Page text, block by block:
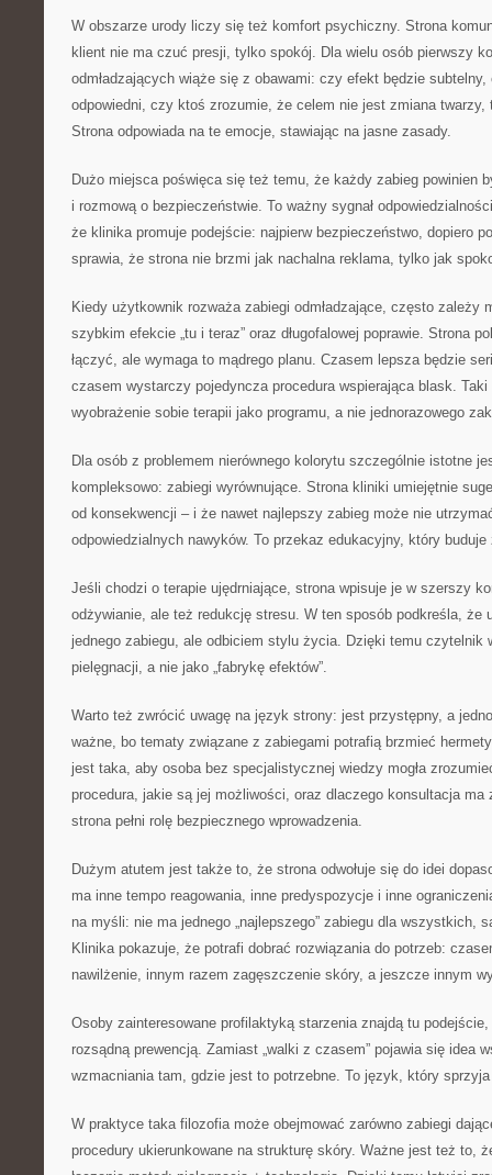
W obszarze urody liczy się też komfort psychiczny. Strona
klient nie ma czuć presji, tylko spokój. Dla wielu osób pierwszy
odmładzających wiąże się z obawami: czy efekt będzie
odpowiedni, czy ktoś zrozumie, że celem nie jest zmiana twarzy,
Strona odpowiada na te emocje, stawiając na jasne zasady.
Dużo miejsca poświęca się też temu, że każdy zabieg powinien
i rozmową o bezpieczeństwie. To ważny sygnał
że klinika promuje podejście: najpierw bezpieczeństwo, dopiero
sprawia, że strona nie brzmi jak nachalna reklama, tylko jak
Kiedy użytkownik rozważa zabiegi odmładzające, często zależy
szybkim efekcie „tu i teraz” oraz długofalowej poprawie. Strona
łączyć, ale wymaga to mądrego planu. Czasem lepsza będzie
czasem wystarczy pojedyncza procedura wspierająca blask. Taki
wyobrażenie sobie terapii jako programu, a nie jednorazowego
Dla osób z problemem nierównego kolorytu szczególnie istotne
kompleksowo: zabiegi wyrównujące. Strona kliniki umiejętnie
od konsekwencji – i że nawet najlepszy zabieg może nie
odpowiedzialnych nawyków. To przekaz edukacyjny, który buduje
Jeśli chodzi o terapie ujędrniające, strona wpisuje je w szerszy
odżywianie, ale też redukcję stresu. W ten sposób podkreśla, że
jednego zabiegu, ale odbiciem stylu życia. Dzięki temu czytelnik
pielęgnacji, a nie jako „fabrykę efektów”.
Warto też zwrócić uwagę na język strony: jest przystępny, a
ważne, bo tematy związane z zabiegami potrafią brzmieć
jest taka, aby osoba bez specjalistycznej wiedzy mogła
procedura, jakie są jej możliwości, oraz dlaczego konsultacja ma
strona pełni rolę bezpiecznego wprowadzenia.
Dużym atutem jest także to, że strona odwołuje się do idei
ma inne tempo reagowania, inne predyspozycje i inne
na myśli: nie ma jednego „najlepszego” zabiegu dla wszystkich,
Klinika pokazuje, że potrafi dobrać rozwiązania do potrzeb:
nawilżenie, innym razem zagęszczenie skóry, a jeszcze innym
Osoby zainteresowane profilaktyką starzenia znajdą tu
rozsądną prewencją. Zamiast „walki z czasem” pojawia się idea
wzmacniania tam, gdzie jest to potrzebne. To język, który
W praktyce taka filozofia może obejmować zarówno zabiegi
procedury ukierunkowane na strukturę skóry. Ważne jest też to,